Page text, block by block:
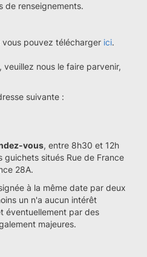
de renseignements.
vous pouvez télécharger ici.
nous le faire parvenir,
suivante :
vous, entre 8h30 et 12h
guichets situés Rue de France
28A.
à la même date par deux
un n'a aucun intérêt
éventuellement par des
majeures.